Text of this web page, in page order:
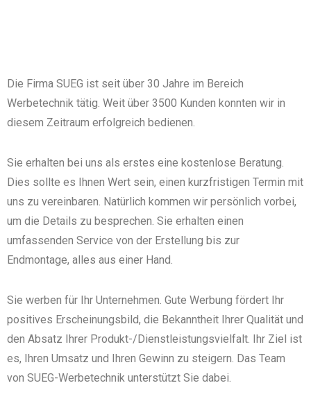
Die Firma SUEG ist seit über 30 Jahre im Bereich
Werbetechnik tätig. Weit über 3500 Kunden konnten wir in
diesem Zeitraum erfolgreich bedienen.
Sie erhalten bei uns als erstes eine kostenlose Beratung.
Dies sollte es Ihnen Wert sein, einen kurzfristigen Termin mit
uns zu vereinbaren. Natürlich kommen wir persönlich vorbei,
um die Details zu besprechen. Sie erhalten einen
umfassenden Service von der Erstellung bis zur
Endmontage, alles aus einer Hand.
Sie werben für Ihr Unternehmen. Gute Werbung fördert Ihr
positives Erscheinungsbild, die Bekanntheit Ihrer Qualität und
den Absatz Ihrer Produkt-/Dienstleistungsvielfalt. Ihr Ziel ist
es, Ihren Umsatz und Ihren Gewinn zu steigern. Das Team
von SUEG-Werbetechnik unterstützt Sie dabei.